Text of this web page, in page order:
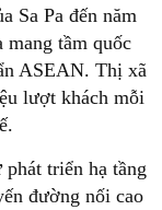
Sa Pa đến năm
tầm quốc
ASEAN. Thị xã
lượt khách mỗi
triển hạ tầng
đường nối cao